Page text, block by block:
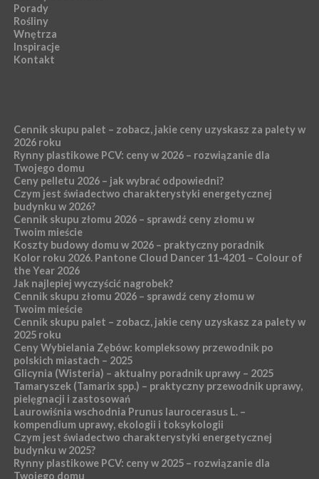
Porady
Rośliny
Wnętrza
Inspiracje
Kontakt
Cennik skupu palet – zobacz, jakie ceny uzyskasz za palety w
2026 roku
Rynny plastikowe PCV: ceny w 2026 – rozwiązanie dla
Twojego domu
Ceny pelletu 2026 – jak wybrać odpowiedni?
Czym jest świadectwo charakterystyki energetycznej
budynku w 2026?
Cennik skupu złomu 2026 – sprawdź ceny złomu w
Twoim mieście
Koszty budowy domu w 2026 – praktyczny poradnik
Kolor roku 2026. Pantone Cloud Dancer 11-4201 – Colour of
the Year 2026
Jak najlepiej wyczyścić nagrobek?
Cennik skupu złomu 2026 – sprawdź ceny złomu w
Twoim mieście
Cennik skupu palet – zobacz, jakie ceny uzyskasz za palety w
2025 roku
Ceny Wybielania Zębów: kompleksowy przewodnik po
polskich miastach – 2025
Glicynia (Wisteria) – aktualny poradnik uprawy – 2025
Tamaryszek (Tamarix spp.) – praktyczny przewodnik uprawy,
pielęgnacji i zastosowań
Laurowiśnia wschodnia Prunus laurocerasus L. –
kompendium uprawy, ekologii i toksykologii
Czym jest świadectwo charakterystyki energetycznej
budynku w 2025?
Rynny plastikowe PCV: ceny w 2025 – rozwiązanie dla
Twojego domu